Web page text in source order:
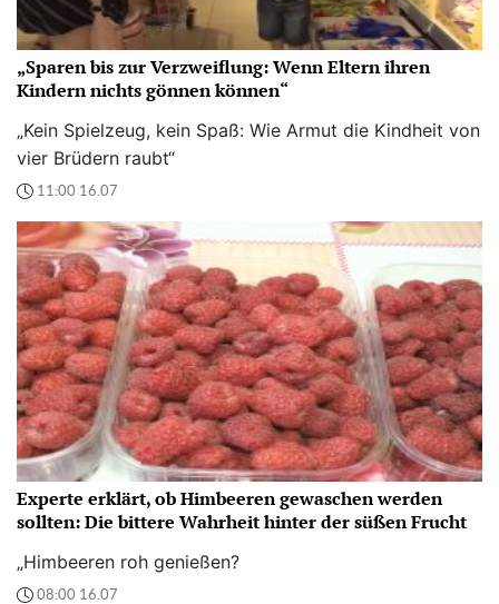
„Sparen bis zur Verzweiflung: Wenn Eltern ihren
Kindern nichts gönnen können“
„Kein Spielzeug, kein Spaß: Wie Armut die Kindheit von
vier Brüdern raubt“
11:00 16.07
Experte erklärt, ob Himbeeren gewaschen werden
sollten: Die bittere Wahrheit hinter der süßen Frucht
„Himbeeren roh genießen?
08:00 16.07